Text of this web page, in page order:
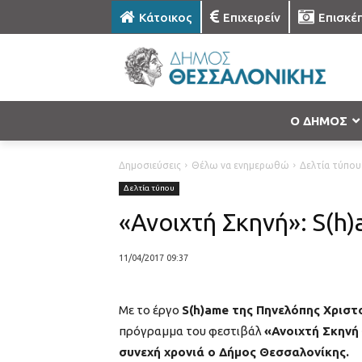
Κάτοικος Επιχειρείν
Ο ΔΗΜΟΣ
Δημοσιεύσεις Θέλω να ενημερωθώ Δελτία τύπου
Δελτία τύπου
«Ανοιχτή Σκηνή»:
11/04/2017 09:37
Με το έργο S(h)ame της Πηνελόπης
πρόγραμμα του φεστιβάλ «Ανοιχτή
συνεχή χρονιά ο Δήμος Θεσσαλονίκης.